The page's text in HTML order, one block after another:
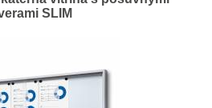
SLIM